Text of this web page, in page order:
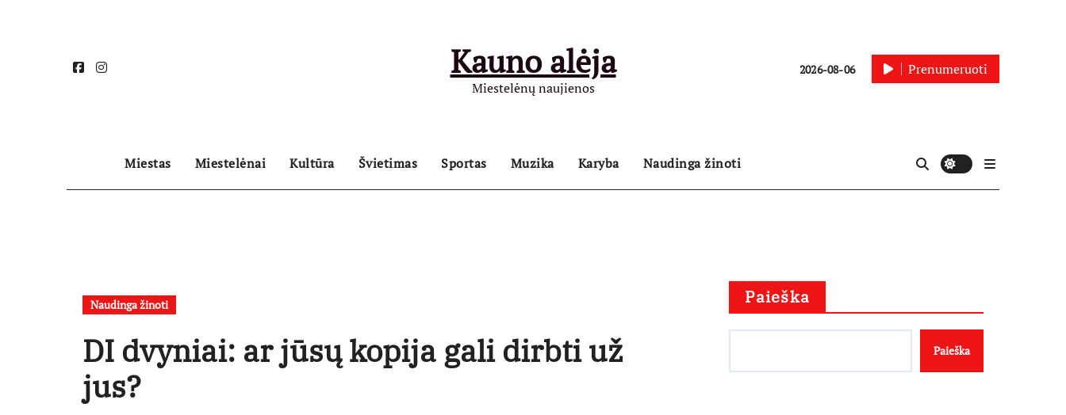
Kauno alėja
Miestelėnų naujienos
2026-08-06 Prenumeruoti
Miestas Miestelėnai Kultūra Švietimas Sportas Muzika Karyba Naudinga žinoti
Naudinga žinoti
DI dvyniai: ar jūsų kopija gali dirbti už
jus?
Paieška
Paieška